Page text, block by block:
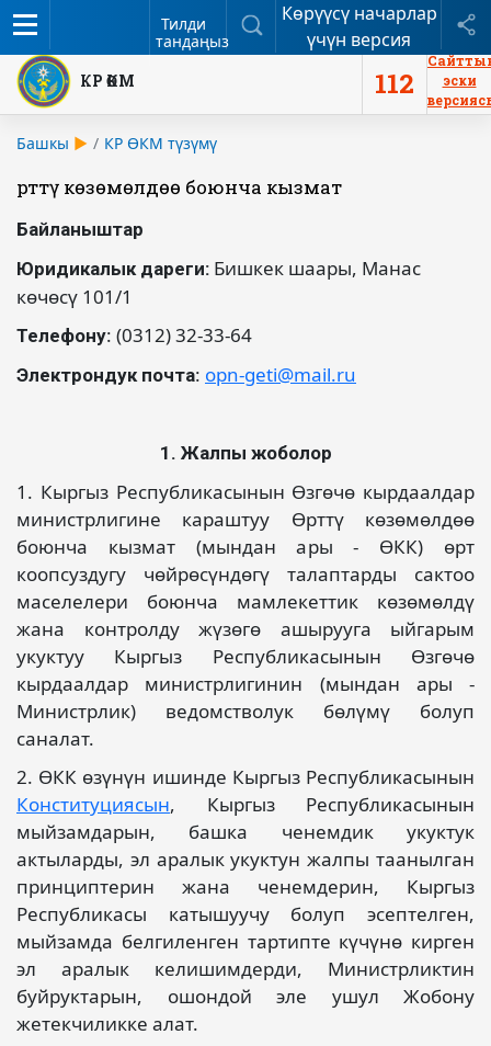
Меню
Тилди
тандаңыз
Издөө
Көрүүсү начарлар
үчүн версия
КР ӨКМ 112
эски
Башкы КР ӨКМ түзүмү
Өрттү көзөмөлдөө боюнча кызмат
Байланыштар
Юридикалык дареги: Бишкек шаары, Манас
көчөсү 101/1
Телефону: (0312) 32-33-64
Электрондук почта: opn-geti@mail.ru
1. Жалпы жоболор
1. Кыргыз Республикасынын Өзгөчө кырдаалдар
министрлигине караштуу Өрттү көзөмөлдөө
боюнча кызмат (мындан ары - ӨКК) өрт
коопсуздугу чөйрөсүндөгү талаптарды сактоо
маселелери боюнча мамлекеттик көзөмөлдү
жана контролду жүзөгө ашырууга ыйгарым
укуктуу Кыргыз Республикасынын Өзгөчө
кырдаалдар министрлигинин (мындан ары -
Министрлик) ведомстволук бөлүмү болуп
саналат.
2. ӨКК өзүнүн ишинде Кыргыз Республикасынын
Конституциясын, Кыргыз Республикасынын
мыйзамдарын, башка ченемдик укуктук
актыларды, эл аралык укуктун жалпы таанылган
принциптерин жана ченемдерин, Кыргыз
Республикасы катышуучу болуп эсептелген,
мыйзамда белгиленген тартипте күчүнө кирген
эл аралык келишимдерди, Министрликтин
буйруктарын, ошондой эле ушул Жобону
жетекчиликке алат.